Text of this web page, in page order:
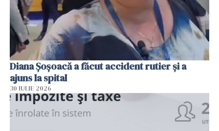
Diana Șoșoacă a făcut accident rutier și a
ajuns la spital
30 IULIE 2026